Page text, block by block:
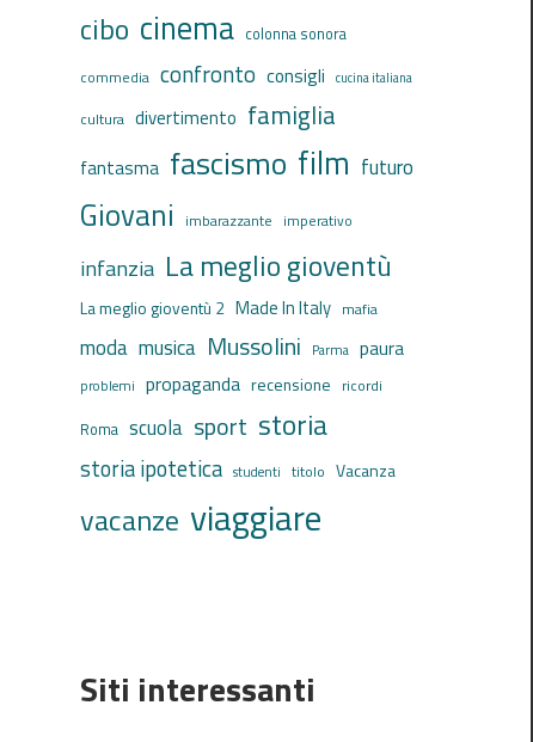
cibo cinema colonna sonora
commedia confronto consigli cucina italiana
cultura divertimento famiglia
fantasma fascismo film futuro
Giovani imbarazzante imperativo
infanzia La meglio gioventù
La meglio gioventù 2 Made In Italy mafia
moda musica Mussolini Parma paura
problemi propaganda recensione ricordi
Roma scuola sport storia
storia ipotetica studenti titolo Vacanza
vacanze viaggiare
Siti interessanti